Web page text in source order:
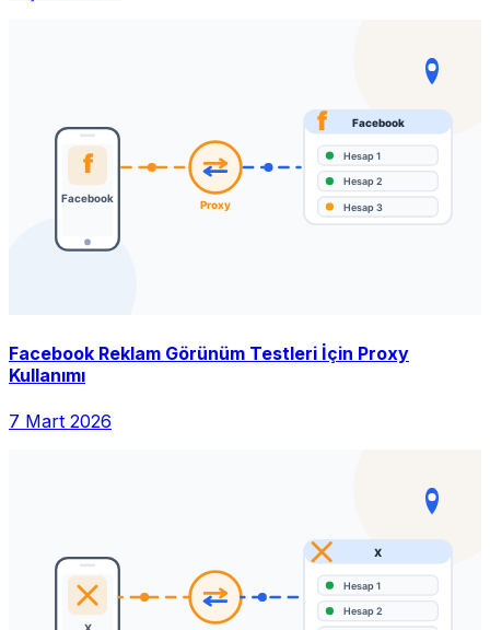
Facebook Reklam Görünüm Testleri İçin Proxy
Kullanımı
7 Mart 2026